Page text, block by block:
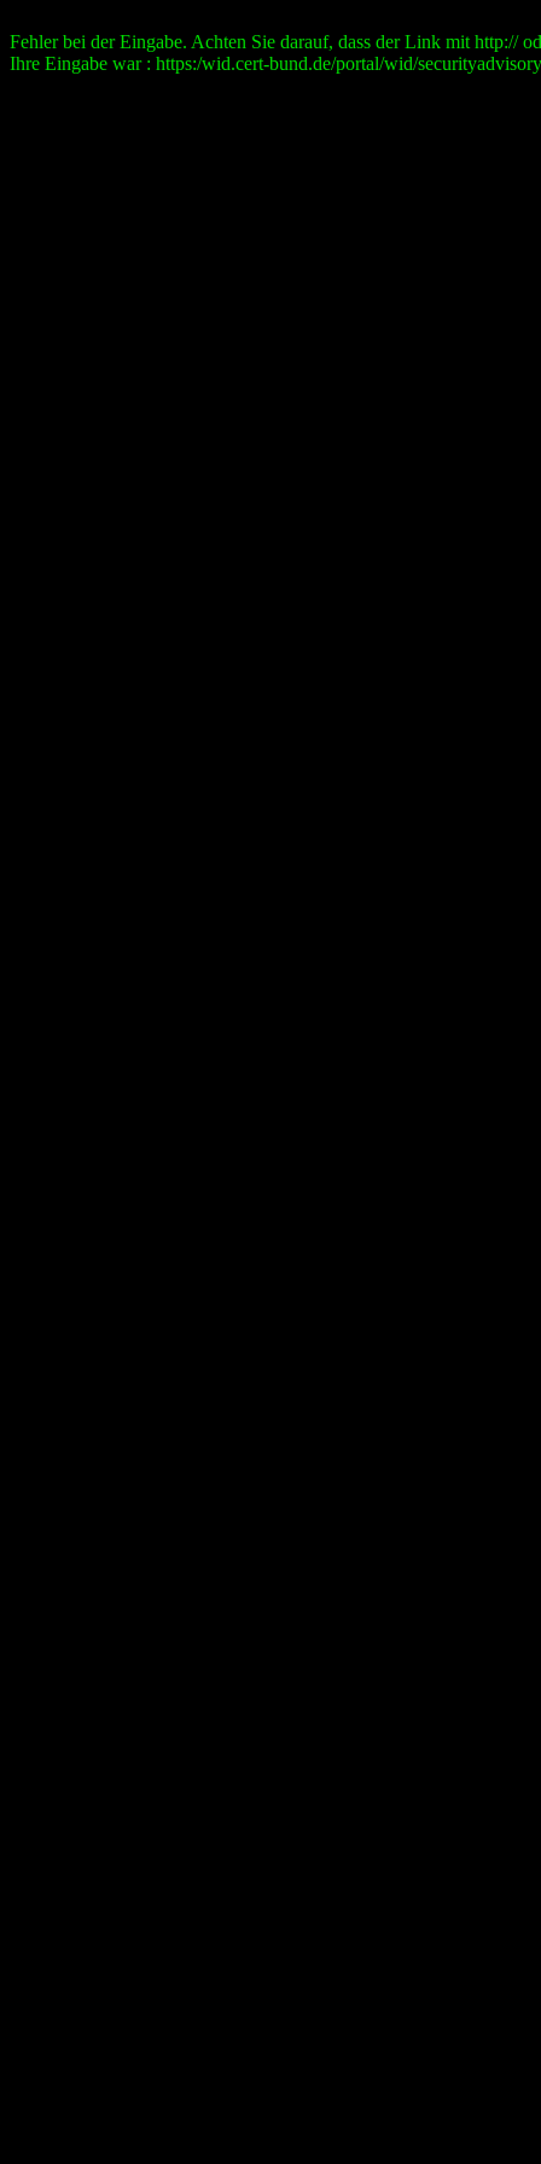
Fehler bei der Eingabe. Achten Sie darauf, dass der Link mit http://
Ihre Eingabe war : https:/wid.cert-bund.de/portal/wid/